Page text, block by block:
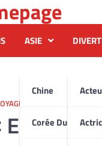
ASIE
Chine
Corée Du Sud
Entre